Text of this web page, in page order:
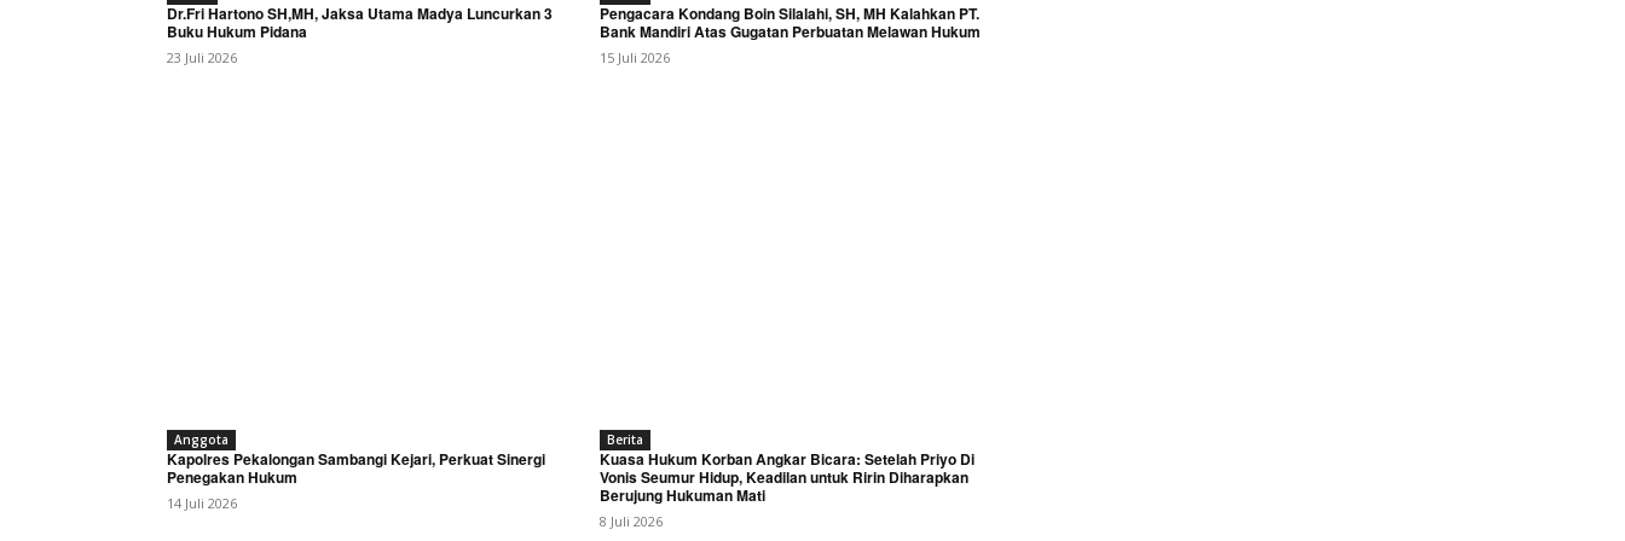
Dr.Fri Hartono SH,MH, Jaksa Utama Madya Luncurkan 3
Buku Hukum Pidana
23 Juli 2026
Pengacara Kondang Boin Silalahi, SH, MH Kalahkan PT.
Bank Mandiri Atas Gugatan Perbuatan Melawan Hukum
15 Juli 2026
Anggota
Kapolres Pekalongan Sambangi Kejari, Perkuat Sinergi
Penegakan Hukum
14 Juli 2026
Berita
Kuasa Hukum Korban Angkar Bicara: Setelah Priyo Di
Vonis Seumur Hidup, Keadilan untuk Ririn Diharapkan
Berujung Hukuman Mati
8 Juli 2026